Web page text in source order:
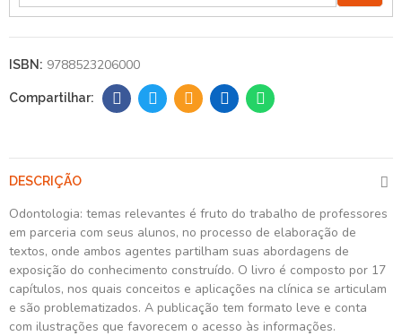
ISBN: 9788523206000
DESCRIÇÃO
Odontologia: temas relevantes é fruto do trabalho de professores
em parceria com seus alunos, no processo de elaboração de
textos, onde ambos agentes partilham suas abordagens de
exposição do conhecimento construído. O livro é composto por 17
capítulos, nos quais conceitos e aplicações na clínica se articulam
e são problematizados. A publicação tem formato leve e conta
com ilustrações que favorecem o acesso às informações.